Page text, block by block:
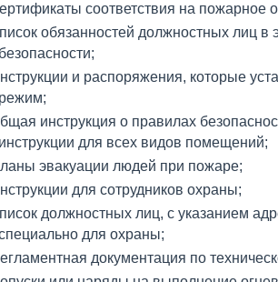
соответствия на пожарное
обязанностей должностных лиц
безопасности;
и распоряжения, которые
режим;
инструкция о правилах
инструкции для всех видов помещений;
эвакуации людей при пожаре;
для сотрудников охраны;
должностных лиц, с указанием
для охраны;
документация по